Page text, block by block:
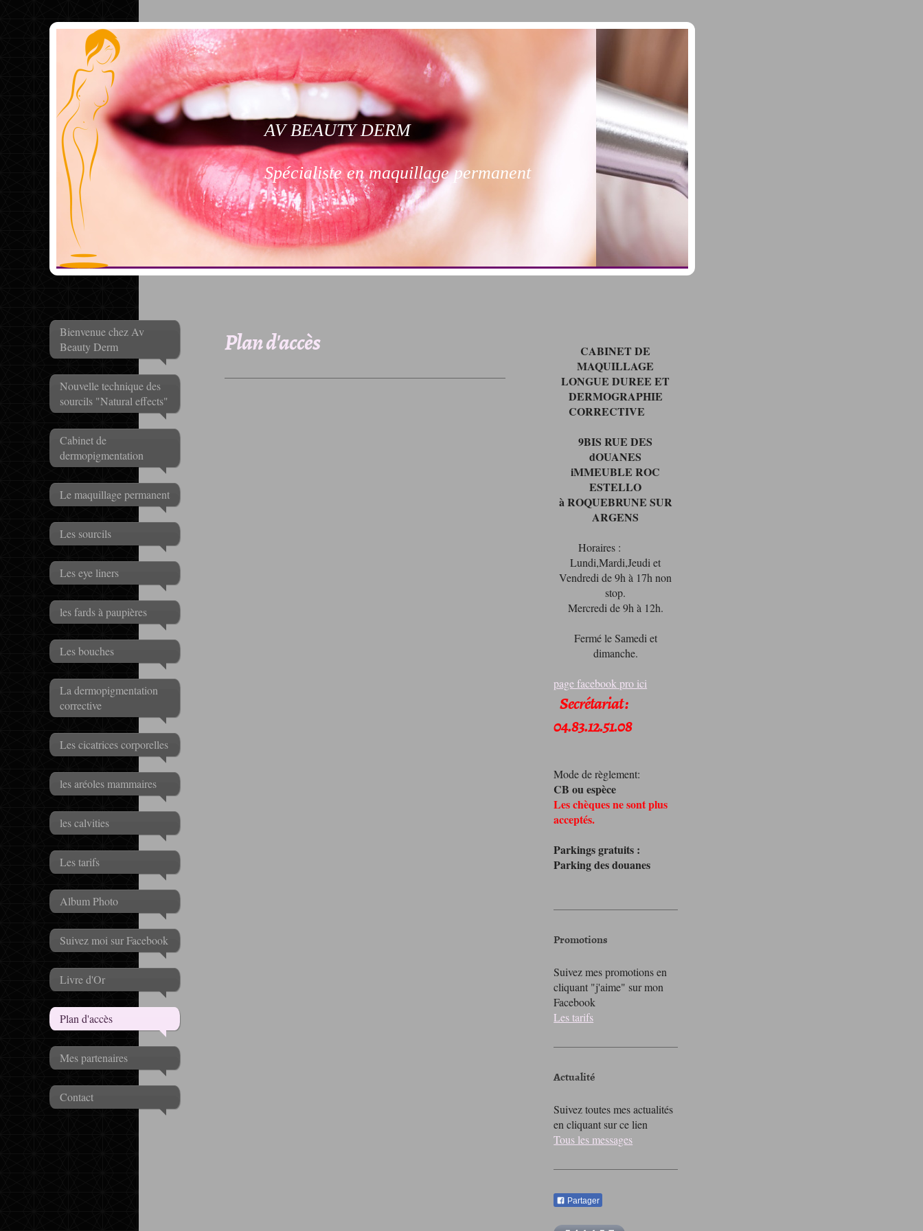
AV BEAUTY DERM
Spécialiste en maquillage permanent
Bienvenue chez Av
Beauty Derm
Nouvelle technique des
sourcils "Natural effects"
Cabinet de
dermopigmentation
Le maquillage permanent
Les sourcils
Les eye liners
les fards à paupières
Les bouches
La dermopigmentation
corrective
Les cicatrices corporelles
les aréoles mammaires
les calvities
Les tarifs
Album Photo
Suivez moi sur Facebook
Livre d'Or
Plan d'accès
Mes partenaires
Contact
Plan d'accès
CABINET DE
MAQUILLAGE
LONGUE DUREE ET
DERMOGRAPHIE
CORRECTIVE
9BIS RUE DES
dOUANES
iMMEUBLE ROC
ESTELLO
à ROQUEBRUNE SUR
ARGENS
Horaires :
Lundi,Mardi,Jeudi et
Vendredi de 9h à 17h non
stop.
Mercredi de 9h à 12h.
Fermé le Samedi et
dimanche.
page facebook pro ici
Secrétariat :
04.83.12.51.08
Mode de règlement:
CB ou espèce
Les chèques ne sont plus
acceptés.
Parkings gratuits :
Parking des douanes
Promotions
Suivez mes promotions en
cliquant "j'aime" sur mon
Facebook
Les tarifs
Actualité
Suivez toutes mes actualités
en cliquant sur ce lien
Tous les messages
Partager